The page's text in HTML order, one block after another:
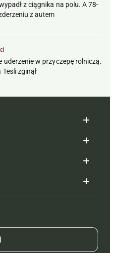
z ciągnika na polu. A 78-
z autem
uderzenie w przyczepę rolniczą.
zginął